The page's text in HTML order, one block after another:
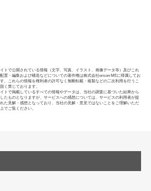
トで公開されている情報（文字、写真、イラスト、画像データ等）及びこれ
置・編集および構造などについての著作権は株式会社oricon MEに帰属してお
。これらの情報を権利者の許可なく無断転載・複製などの二次利用を行うこ
く禁じております。
トで掲載しているすべての情報やデータは、当社の調査に基づいた結果から
たものとなりますが、サービスへの感想については、サービスの利用者が提
た見解・感想となっており、当社の見解・意見ではないことをご理解いただ
でご覧ください。